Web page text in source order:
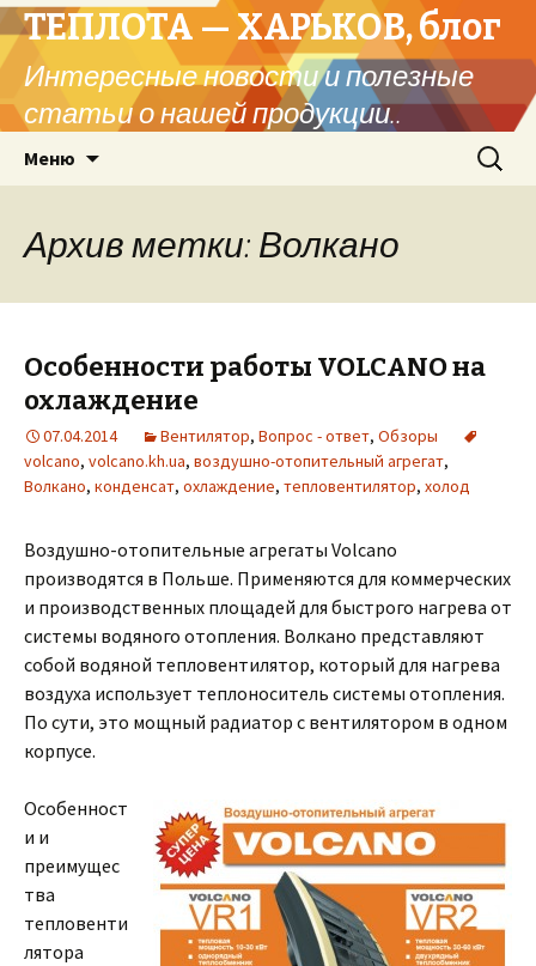
ТЕПЛОТА — ХАРЬКОВ, блог
Интересные новости и полезные
статьи о нашей продукции..
Меню Найти:
Архив метки: Волкано
Особенности работы VOLCANO на
охлаждение
07.04.2014 Вентилятор, Вопрос - ответ, Обзоры
volcano, volcano.kh.ua, воздушно-отопительный агрегат,
Волкано, конденсат, охлаждение, тепловентилятор, холод
Воздушно-отопительные агрегаты Volcano
производятся в Польше. Применяются для коммерческих
и производственных площадей для быстрого нагрева от
системы водяного отопления. Волкано представляют
собой водяной тепловентилятор, который для нагрева
воздуха использует теплоноситель системы отопления.
По сути, это мощный радиатор с вентилятором в одном
корпусе.
Особенност
и и
преимущес
тва
тепловенти
лятора